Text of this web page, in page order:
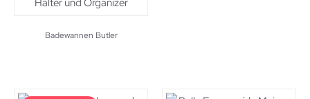
Badewannen Butler